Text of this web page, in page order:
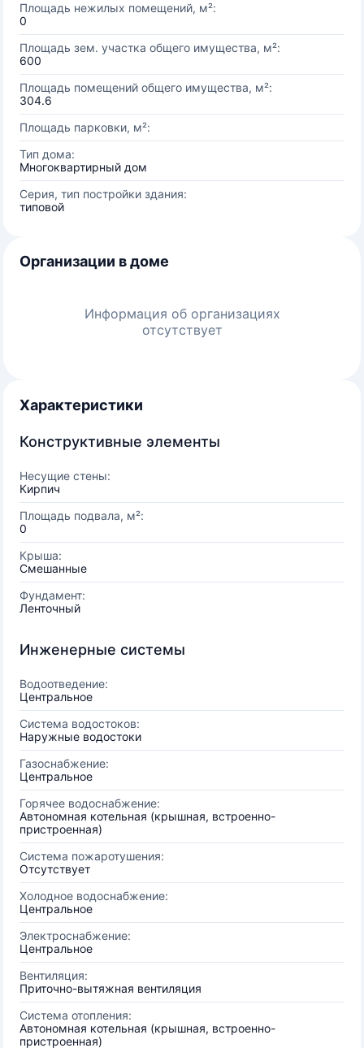
Площадь нежилых помещений, м²:
0
Площадь зем. участка общего имущества, м²:
600
Площадь помещений общего имущества, м²:
304.6
Площадь парковки, м²:
Тип дома:
Многоквартирный дом
Серия, тип постройки здания:
типовой
Организации в доме
Информация об организациях
отсутствует
Характеристики
Конструктивные элементы
Несущие стены:
Кирпич
Площадь подвала, м²:
0
Крыша:
Смешанные
Фундамент:
Ленточный
Инженерные системы
Водоотведение:
Центральное
Система водостоков:
Наружные водостоки
Газоснабжение:
Центральное
Горячее водоснабжение:
Автономная котельная (крышная, встроенно-
пристроенная)
Система пожаротушения:
Отсутствует
Холодное водоснабжение:
Центральное
Электроснабжение:
Центральное
Вентиляция:
Приточно-вытяжная вентиляция
Система отопления:
Автономная котельная (крышная, встроенно-
пристроенная)